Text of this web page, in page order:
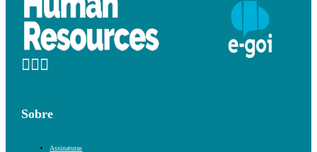
Sobre
Assinaturas